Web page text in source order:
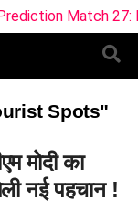
Match 27:
Spots"
मोदी का
नई पहचान !